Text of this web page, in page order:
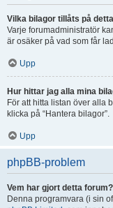
Vilka bilagor tillåts på
Varje forumadministratör
är osäker på vad som får
Upp
Hur hittar jag alla mina
För att hitta listan över alla
klicka på “Hantera bilagor”.
Upp
phpBB-problem
Vem har gjort detta forum?
Denna programvara (i sin